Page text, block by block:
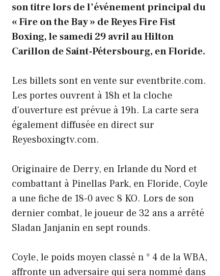
son titre lors de l’événement principal du
« Fire on the Bay » de Reyes Fire Fist
Boxing, le samedi 29 avril au Hilton
Carillon de Saint-Pétersbourg, en Floride.
Les billets sont en vente sur eventbrite.com.
Les portes ouvrent à 18h et la cloche
d’ouverture est prévue à 19h. La carte sera
également diffusée en direct sur
Reyesboxingtv.com.
Originaire de Derry, en Irlande du Nord et
combattant à Pinellas Park, en Floride, Coyle
a une fiche de 18-0 avec 8 KO. Lors de son
dernier combat, le joueur de 32 ans a arrêté
Sladan Janjanin en sept rounds.
Coyle, le poids moyen classé n ° 4 de la WBA,
affronte un adversaire qui sera nommé dans